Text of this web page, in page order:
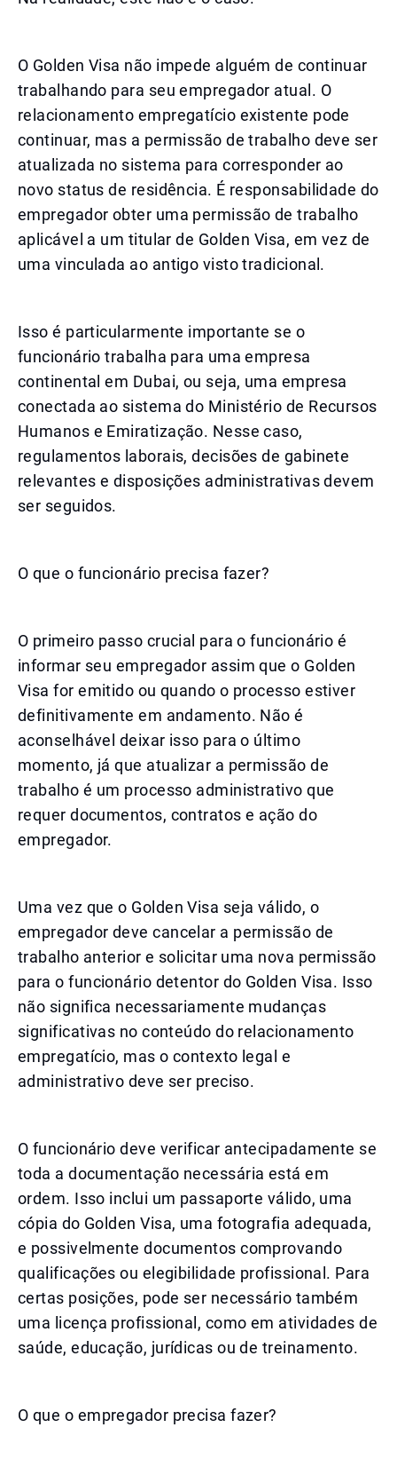
O Golden Visa não impede alguém de continuar
trabalhando para seu empregador atual. O
relacionamento empregatício existente pode
continuar, mas a permissão de trabalho deve ser
atualizada no sistema para corresponder ao
novo status de residência. É responsabilidade do
empregador obter uma permissão de trabalho
aplicável a um titular de Golden Visa, em vez de
uma vinculada ao antigo visto tradicional.
Isso é particularmente importante se o
funcionário trabalha para uma empresa
continental em Dubai, ou seja, uma empresa
conectada ao sistema do Ministério de Recursos
Humanos e Emiratização. Nesse caso,
regulamentos laborais, decisões de gabinete
relevantes e disposições administrativas devem
ser seguidos.
O que o funcionário precisa fazer?
O primeiro passo crucial para o funcionário é
informar seu empregador assim que o Golden
Visa for emitido ou quando o processo estiver
definitivamente em andamento. Não é
aconselhável deixar isso para o último
momento, já que atualizar a permissão de
trabalho é um processo administrativo que
requer documentos, contratos e ação do
empregador.
Uma vez que o Golden Visa seja válido, o
empregador deve cancelar a permissão de
trabalho anterior e solicitar uma nova permissão
para o funcionário detentor do Golden Visa. Isso
não significa necessariamente mudanças
significativas no conteúdo do relacionamento
empregatício, mas o contexto legal e
administrativo deve ser preciso.
O funcionário deve verificar antecipadamente se
toda a documentação necessária está em
ordem. Isso inclui um passaporte válido, uma
cópia do Golden Visa, uma fotografia adequada,
e possivelmente documentos comprovando
qualificações ou elegibilidade profissional. Para
certas posições, pode ser necessário também
uma licença profissional, como em atividades de
saúde, educação, jurídicas ou de treinamento.
O que o empregador precisa fazer?